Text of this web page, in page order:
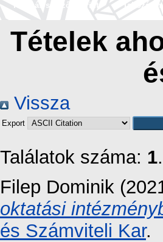
Tallózás szerző szerint
Tallózás
Tételek
Vissza
Export
Találatok száma: 1.
Filep Dominik
oktatási
és Számviteli Kar.